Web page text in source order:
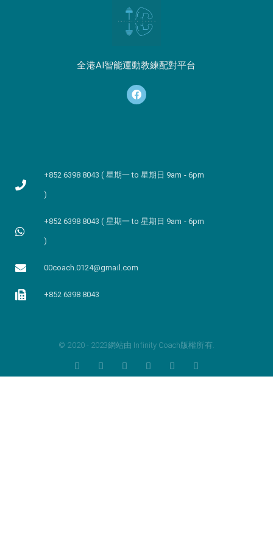
全港AI智能運動教練配對平台
+852 6398 8043 ( 星期一 to 星期日 9am - 6pm
)
+852 6398 8043 ( 星期一 to 星期日 9am - 6pm
)
00coach.0124@gmail.com
+852 6398 8043
© 2020 - 2023網站由 Infinity Coach版權所有.